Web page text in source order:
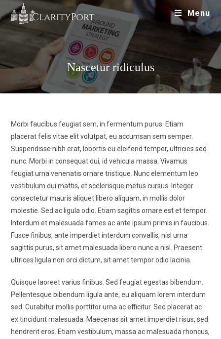
Menu
Nascetur ridiculus
Morbi faucibus feugiat sem, in fermentum purus. Etiam
placerat felis vitae elit volutpat, eu accumsan sem semper.
Suspendisse nibh erat, lobortis eu eleifend tempor, ultricies sed
nunc. Morbi in consequat dui, id vehicula massa. Vivamus
feugiat urna venenatis ornare tristique. Nunc elementum leo
vestibulum dui mattis, et scelerisque metus cursus. Integer
consectetur mauris aliquet libero aliquam, in mollis dolor
molestie. Sed ac ligula odio. Etiam sagittis ornare est et tempor.
Interdum et malesuada fames ac ante ipsum primis in faucibus.
Fusce finibus, ante imperdiet interdum convallis, nisl urna
sagittis purus, sit amet malesuada libero nunc a nisl. Praesent
ultrices ligula non orci dictum, sit amet tempor odio lacinia.
Quisque laoreet varius finibus. Sed feugiat egestas bibendum.
Pellentesque bibendum ligula ante, eu aliquam lorem interdum
sed. Curabitur mollis porttitor urna ac efficitur. Sed placerat ac
ex tincidunt malesuada. Maecenas sit amet imperdiet risus, sed
hendrerit eros. Etiam vestibulum, massa ac malesuada rhoncus,